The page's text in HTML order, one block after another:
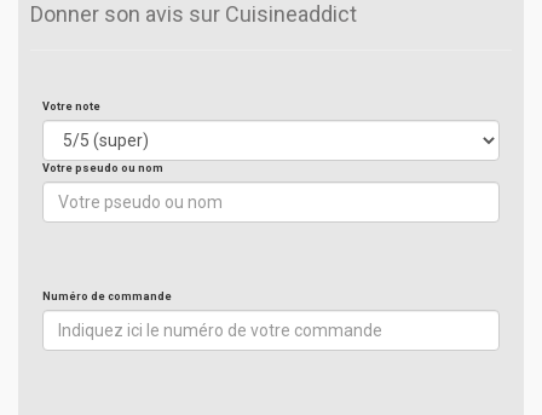
Donner son avis sur Cuisineaddict
Votre note
Votre pseudo ou nom
Numéro de commande